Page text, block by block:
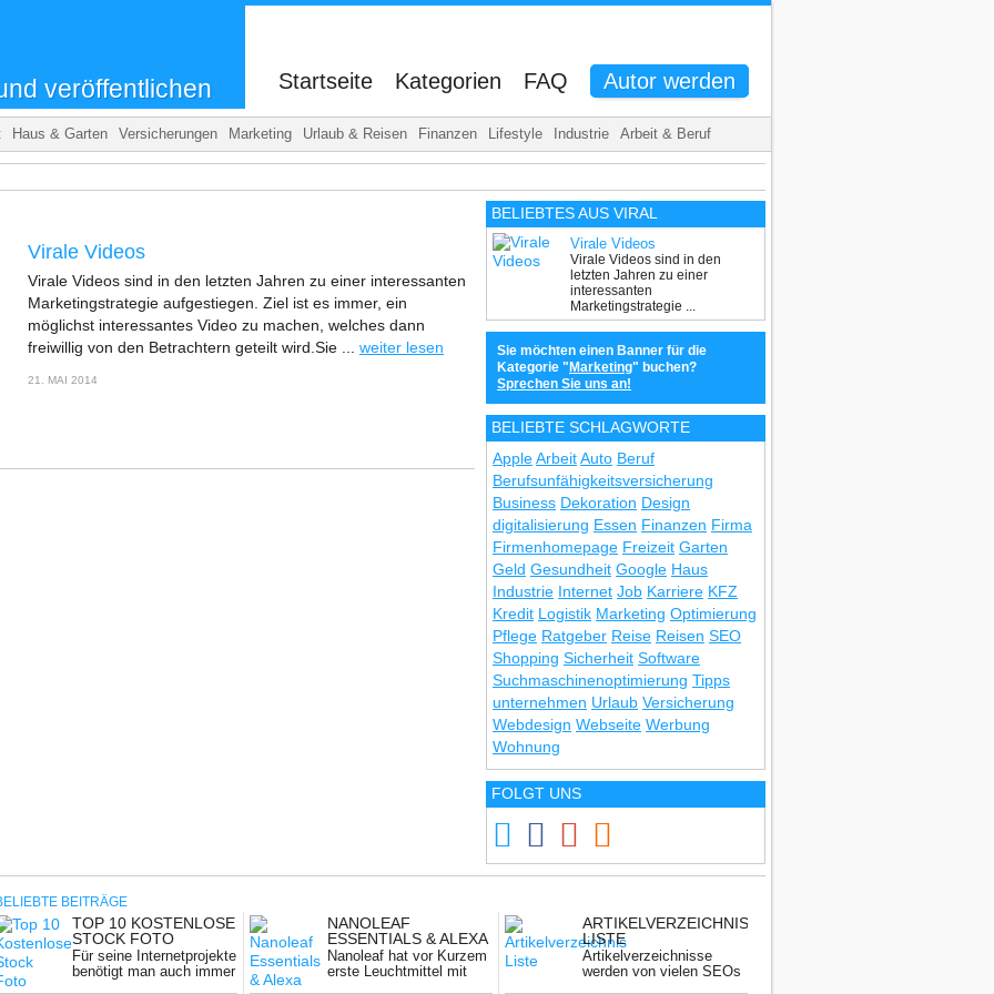
veröffentlichen Startseite Kategorien FAQ Autor werden
Haus & Garten Versicherungen Marketing Urlaub & Reisen Finanzen Lifestyle Industrie Arbeit & Beruf
Virale Videos
Virale Videos sind in den letzten Jahren zu einer interessanten
Marketingstrategie aufgestiegen. Ziel ist es immer, ein
möglichst interessantes Video zu machen, welches dann
freiwillig von den Betrachtern geteilt wird.Sie ... weiter lesen
21. MAI 2014
BELIEBTES AUS VIRAL
Virale Videos
Virale Videos sind in den
letzten Jahren zu einer
interessanten
Marketingstrategie ...
Sie möchten einen Banner für die
Kategorie " Marketing" buchen?
Sprechen Sie uns an!
BELIEBTE SCHLAGWORTE
AppleArbeitAuto Beruf
Berufsunfähigkeitsversicherung
Business Dekoration Design
digitalisierung Essen Finanzen Firma
Firmenhomepage Freizeit Garten
Geld Gesundheit Google Haus
Industrie Internet Job Karriere KFZ
Kredit Logistik Marketing Optimierung
Pflege Ratgeber Reise Reisen SEO
Shopping Sicherheit Software
Suchmaschinenoptimierung Tipps
unternehmen Urlaub Versicherung
Webdesign Webseite Werbung
Wohnung
FOLGT UNS
BEITRÄGE
TOP 10 KOSTENLOSE
STOCK FOTO
ANBIETER
Für seine Internetprojekte
benötigt man auch immer
NANOLEAF
ESSENTIALS & ALEXA
Nanoleaf hat vor Kurzem
erste Leuchtmittel mit
ARTIKELVERZEICHNIS
LISTE
Artikelverzeichnisse
werden von vielen SEOs